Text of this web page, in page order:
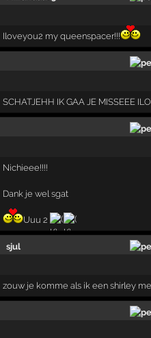
Iloveyou2 my queenspacer!!!
SCHATJEHH IK GAA JE MISSEEE
Nichieee!!!!
Dank je wel sgat
Uuu 2
sjul
zouw je komme als ik een shirley